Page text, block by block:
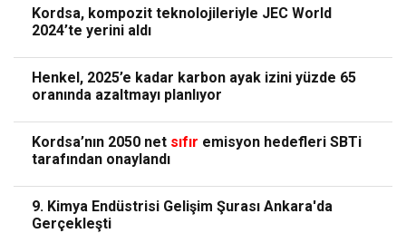
Kordsa, kompozit teknolojileriyle JEC World
2024’te yerini aldı
Henkel, 2025’e kadar karbon ayak izini yüzde 65
oranında azaltmayı planlıyor
Kordsa’nın 2050 net sıfır emisyon hedefleri SBTi
tarafından onaylandı
9. Kimya Endüstrisi Gelişim Şurası Ankara'da
Gerçekleşti